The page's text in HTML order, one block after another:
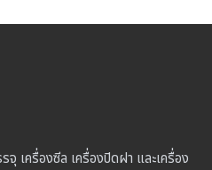
เครื่องซีล เครื่องปิดฝา และเครื่อง